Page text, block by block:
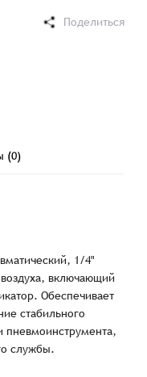
Поделиться
(0)
1/4"
включающий
Обеспечивает
стабильного
пневмоинструмента,
службы.